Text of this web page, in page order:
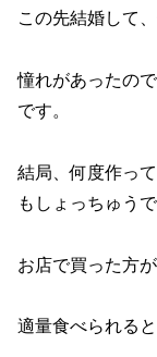
この先結婚して
憧れがあったの
です。
結局、何度作っ
もしょっちゅう
お店で買った方が
適量食べられる